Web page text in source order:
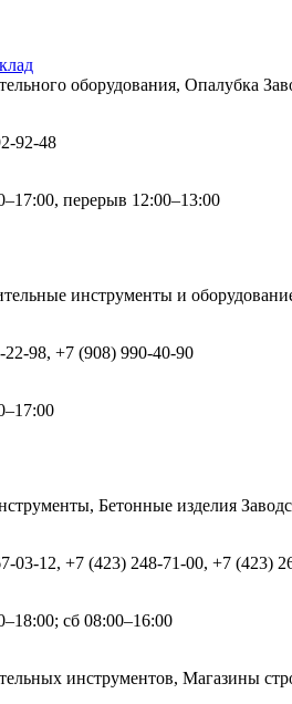
оборудования, Опалубка
92-48
перерыв 12:00–13:00
инструменты и
22-98, +7 (908) 990-40-90
Бетонные изделия
03-12, +7 (423) 248-71-00, +7 (423)
сб 08:00–16:00
инструментов, Магазины